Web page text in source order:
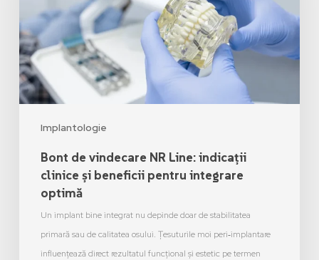
Implantologie
Bont de vindecare NR Line: indicații
clinice și beneficii pentru integrare
optimă
Un implant bine integrat nu depinde doar de stabilitatea
primară sau de calitatea osului. Țesuturile moi peri‑implantare
influențează direct rezultatul funcțional și estetic pe termen